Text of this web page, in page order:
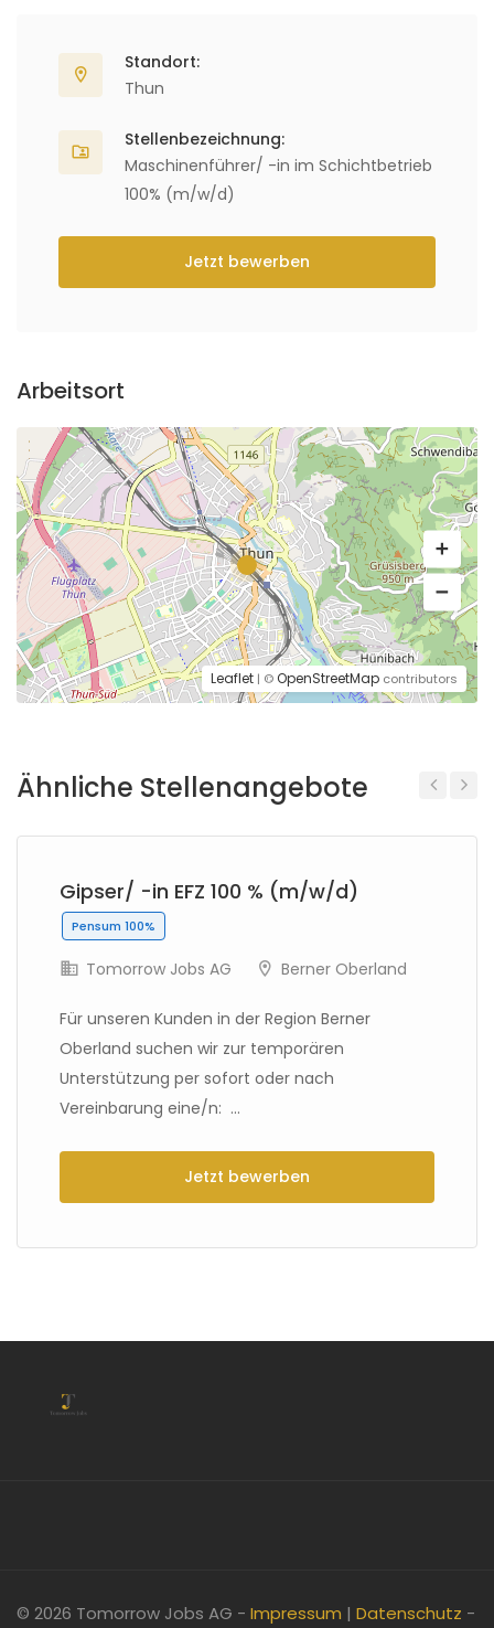
Standort:
Thun
Stellenbezeichnung:
Maschinenführer/ -in im Schichtbetrieb
100% (m/w/d)
Jetzt bewerben
Arbeitsort
Leaflet | ©OpenStreetMap contributors
Ähnliche Stellenangebote
Gipser/ -in EFZ 100 % (m/w/d)
Pensum 100%
Tomorrow Jobs AG Berner Oberland
Für unseren Kunden in der Region Berner
Oberland suchen wir zur temporären
Unterstützung per sofort oder nach
Vereinbarung eine/n: ...
Jetzt bewerben
© 2026 Tomorrow Jobs AG - Impressum | Datenschutz -